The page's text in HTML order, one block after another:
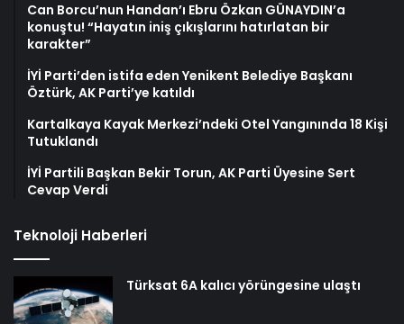
Can Borcu’nun Handan’ı Ebru Özkan GÜNAYDIN’a
konuştu! “Hayatın iniş çıkışlarını hatırlatan bir
karakter”
İYİ Parti’den istifa eden Yenikent Belediye Başkanı
Öztürk, AK Parti’ye katıldı
Kartalkaya Kayak Merkezi’ndeki Otel Yangınında 18 Kişi
Tutuklandı
İYİ Partili Başkan Bekir Torun, AK Parti Üyesine Sert
Cevap Verdi
Teknoloji Haberleri
Türksat 6A kalıcı yörüngesine ulaştı